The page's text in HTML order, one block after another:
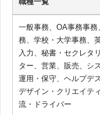
一般事務、OA事務事
務、学校・大学事務、
入力、秘書・セクレタ
ター、営業、販売、シ
運用・保守、ヘルプデ
デザイン・クリエイテ
流・ドライバー